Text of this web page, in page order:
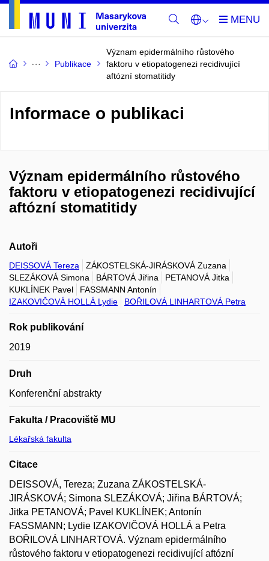
Publikace
Význam epidermálního růstového
faktoru v etiopatogenezi recidivující
aftózní stomatitidy
Informace o publikaci
Význam epidermálního růstového
faktoru v etiopatogenezi recidivující
aftózní stomatitidy
Autoři
DEISSOVÁ Tereza
ZÁKOSTELSKÁ-JIRÁSKOVÁ Zuzana
SLEZÁKOVÁ Simona
BÁRTOVÁ Jiřina
PETANOVÁ Jitka
KUKLÍNEK Pavel
FASSMANN Antonín
IZAKOVIČOVÁ HOLLÁ Lydie
BOŘILOVÁ LINHARTOVÁ Petra
Rok publikování
2019
Druh
Konferenční abstrakty
Fakulta / Pracoviště MU
Lékařská fakulta
Citace
DEISSOVÁ, Tereza; Zuzana ZÁKOSTELSKÁ-
JIRÁSKOVÁ; Simona SLEZÁKOVÁ; Jiřina BÁRTOVÁ;
Jitka PETANOVÁ; Pavel KUKLÍNEK; Antonín
FASSMANN; Lydie IZAKOVIČOVÁ HOLLÁ a Petra
BOŘILOVÁ LINHARTOVÁ. Význam epidermálního
růstového faktoru v etiopatogenezi recidivující aftózní